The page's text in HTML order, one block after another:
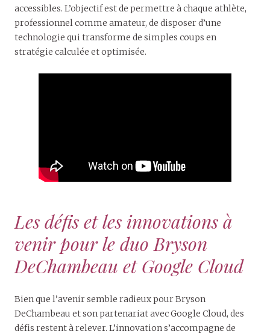
accessibles. L’objectif est de permettre à chaque athlète,
professionnel comme amateur, de disposer d’une
technologie qui transforme de simples coups en
stratégie calculée et optimisée.
Les défis et les innovations à
venir pour le duo Bryson
DeChambeau et Google Cloud
Bien que l’avenir semble radieux pour Bryson
DeChambeau et son partenariat avec Google Cloud, des
défis restent à relever. L’innovation s’accompagne de